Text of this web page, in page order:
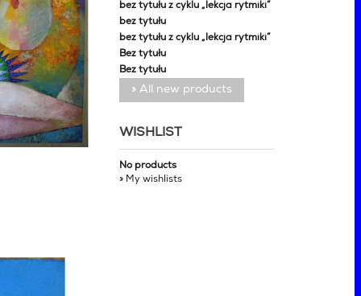
bez tytułu z cyklu „lekcja rytmiki”
bez tytułu
bez tytułu z cyklu „lekcja rytmiki”
Bez tytułu
Bez tytułu
» All new products
WISHLIST
No products
» My wishlists